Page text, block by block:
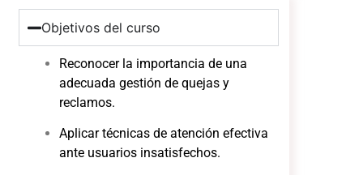
Objetivos del curso
Reconocer la importancia de una
adecuada gestión de quejas y
reclamos.
Aplicar técnicas de atención efectiva
ante usuarios insatisfechos.